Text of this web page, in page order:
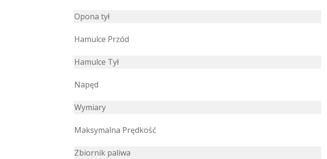
Opona tył
Hamulce Przód
Hamulce Tył
Napęd
Wymiary
Maksymalna Prędkość
Zbiornik paliwa